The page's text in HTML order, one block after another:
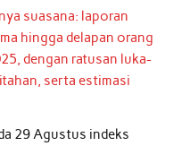
suasana: laporan
hingga delapan orang
dengan ratusan luka-
serta estimasi
29 Agustus indeks